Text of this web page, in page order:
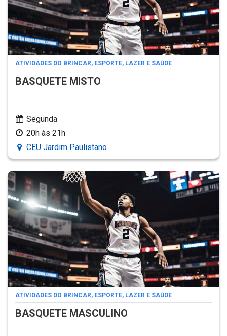
ATIVIDADES DO BRINCAR, ESPORTE, LAZER E SAÚDE
BASQUETE MISTO
Segunda
20h às 21h
CEU Jardim Paulistano
ATIVIDADES DO BRINCAR, ESPORTE, LAZER E SAÚDE
BASQUETE MASCULINO